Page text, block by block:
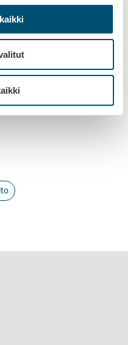
ja luovuttamiseen
2023)